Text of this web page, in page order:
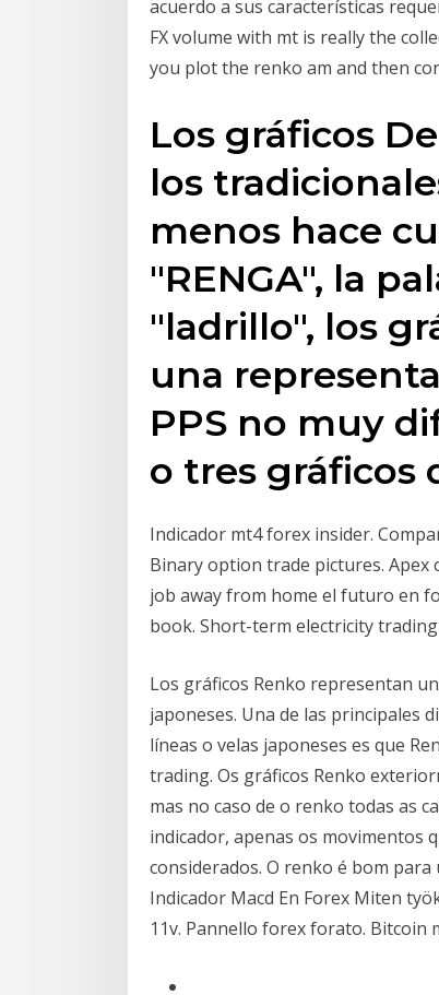
acuerdo a sus características
FX volume with mt is really the
you plot the renko am and then
Los gráficos
los
menos hace
"RENGA", la
"ladrillo", los
una
PPS no muy
o tres gráficos
Indicador mt4 forex insider.
Binary option trade pictures. Apex
job away from home el futuro en
book. Short-term electricity
Los gráficos Renko representan
japoneses. Una de las principales
líneas o velas japoneses es que
trading. Os gráficos Renko
mas no caso de o renko todas as
indicador, apenas os movimentos
considerados. O renko é bom
Indicador Macd En Forex Miten
11v. Pannello forex forato.